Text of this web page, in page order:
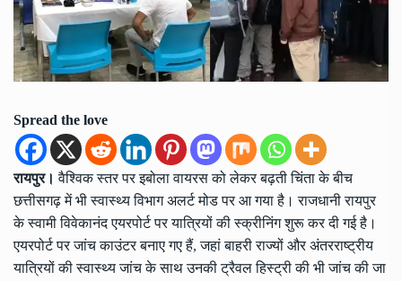
Spread the love
रायपुर। वैश्विक स्तर पर इबोला वायरस को लेकर बढ़ती चिंता के बीच
छत्तीसगढ़ में भी स्वास्थ्य विभाग अलर्ट मोड पर आ गया है। राजधानी रायपुर
के स्वामी विवेकानंद एयरपोर्ट पर यात्रियों की स्क्रीनिंग शुरू कर दी गई है।
एयरपोर्ट पर जांच काउंटर बनाए गए हैं, जहां बाहरी राज्यों और अंतरराष्ट्रीय
यात्रियों की स्वास्थ्य जांच के साथ उनकी ट्रैवल हिस्ट्री की भी जांच की जा